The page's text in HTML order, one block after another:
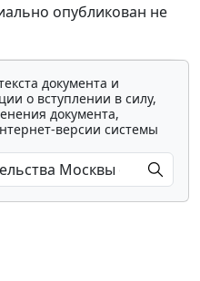
опубликован не
документа и
о вступлении в силу,
документа,
версии системы